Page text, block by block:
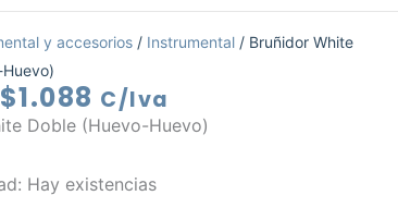
y accesorios / Instrumental / Bruñidor White
El
$1.088 El
precio
es:
$1.088.
C/Iva
Doble (Huevo-Huevo)
Hay existencias